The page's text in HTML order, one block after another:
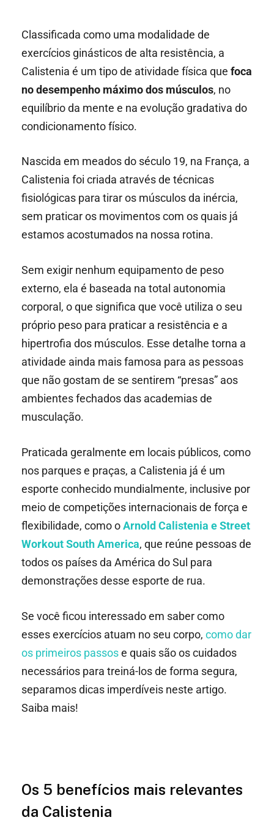
Classificada como uma modalidade de
exercícios ginásticos de alta resistência, a
Calistenia é um tipo de atividade física que foca
no desempenho máximo dos músculos, no
equilíbrio da mente e na evolução gradativa do
condicionamento físico.
Nascida em meados do século 19, na França, a
Calistenia foi criada através de técnicas
fisiológicas para tirar os músculos da inércia,
sem praticar os movimentos com os quais já
estamos acostumados na nossa rotina.
Sem exigir nenhum equipamento de peso
externo, ela é baseada na total autonomia
corporal, o que significa que você utiliza o seu
próprio peso para praticar a resistência e a
hipertrofia dos músculos. Esse detalhe torna a
atividade ainda mais famosa para as pessoas
que não gostam de se sentirem “presas” aos
ambientes fechados das academias de
musculação.
Praticada geralmente em locais públicos, como
nos parques e praças, a Calistenia já é um
esporte conhecido mundialmente, inclusive por
meio de competições internacionais de força e
flexibilidade, como oArnold Calistenia e Street
Workout South America, que reúne pessoas de
todos os países da América do Sul para
demonstrações desse esporte de rua.
Se você ficou interessado em saber como
esses exercícios atuam no seu corpo, como dar
os primeiros passose quais são os cuidados
necessários para treiná-los de forma segura,
separamos dicas imperdíveis neste artigo.
Saiba mais!
Os 5 benefícios mais relevantes
da Calistenia